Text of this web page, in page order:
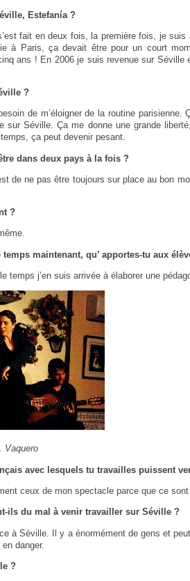
Estefanía ?
fait en deux fois, la première fois, je
à Paris, ça devait être pour un court
ans ! En 2006 je suis revenue sur Séville
?
de m’éloigner de la routine
sur Séville. Ça me donne une grande
ça peut devenir pesant.
dans deux pays à la fois ?
de ne pas être toujours sur place au bon
?
maintenant, qu’ apportes-tu aux
temps j’en suis arrivée à élaborer une
Vaquero
avec lesquels tu travailles puissent
ceux de mon spectacle parce que ce sont
ils du mal à venir travailler sur Séville ?
à Séville. Il y a énormément de gens et
danger.
?